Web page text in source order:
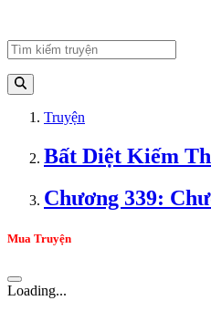
Truyện
Bất Diệt Kiếm
Chương 339:
Mua Truyện
Loading...